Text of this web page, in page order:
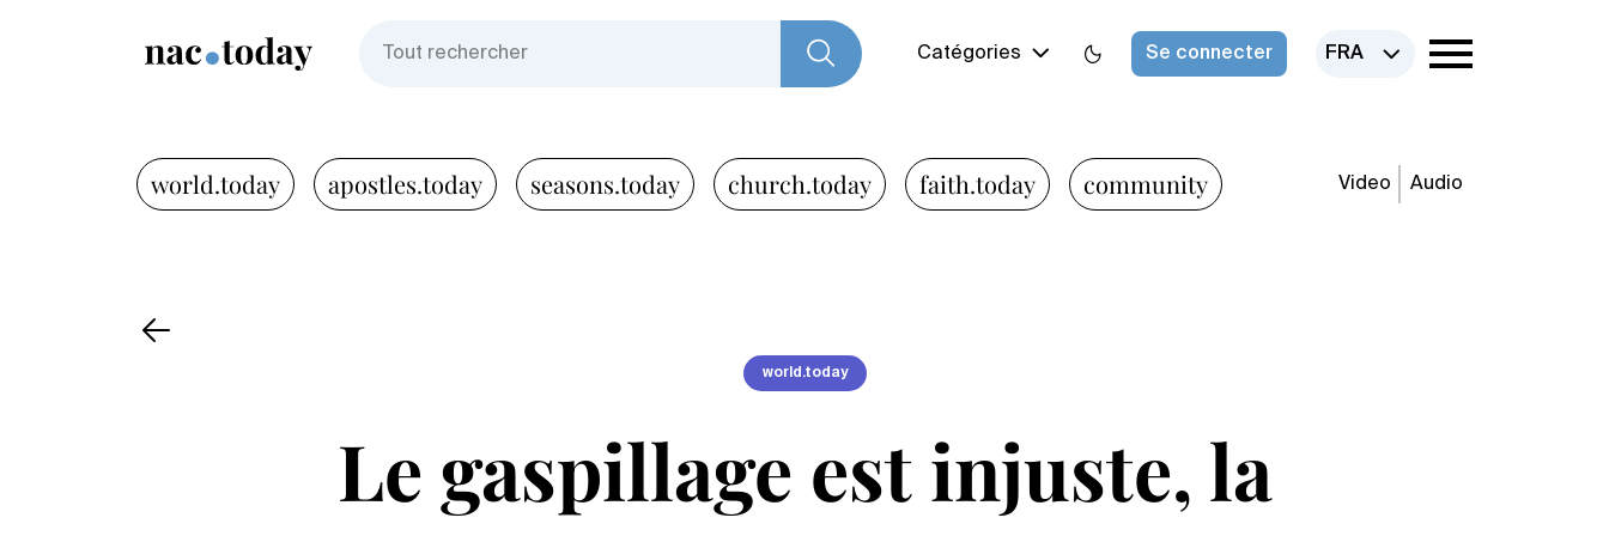
Catégories Se connecter FRA
world.today apostles.today seasons.today church.today faith.today community Video Audio
world.today
Le gaspillage est injuste, la